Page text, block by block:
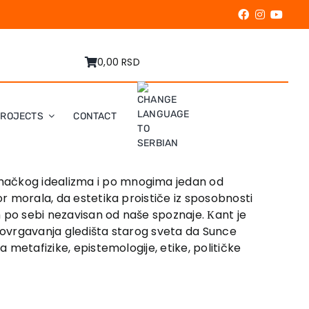
0,00 RSD
CONTACT
idealizma i po mnogima jedan od
morala, da estetika proističe iz sposobnosti
sebi nezavisan od naše spoznaje. Кant je
gledišta starog sveta da Sunce
metafizike, epistemologije, etike, političke